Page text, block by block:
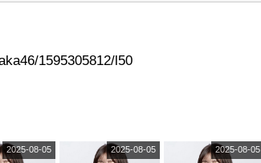
1595305812/l50
2025-08-05 2025-08-05 2025-08-05